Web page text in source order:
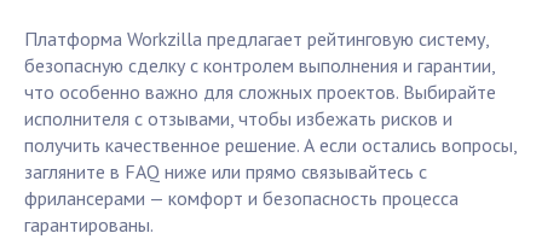
Платформа Workzilla предлагает рейтинговую систему,
безопасную сделку с контролем выполнения и гарантии,
что особенно важно для сложных проектов. Выбирайте
исполнителя с отзывами, чтобы избежать рисков и
получить качественное решение. А если остались вопросы,
загляните в FAQ ниже или прямо связывайтесь с
фрилансерами — комфорт и безопасность процесса
гарантированы.